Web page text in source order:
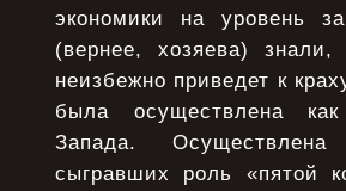
экономики на уровень
(вернее, хозяева) знали,
неизбежно приведет к
была осуществлена как
Запада.
сыгравших роль «пятой